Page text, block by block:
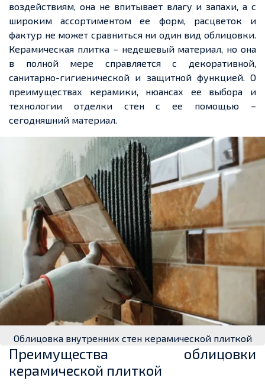
воздействиям, она не впитывает влагу и запахи, а с
широким ассортиментом ее форм, расцветок и
фактур не может сравниться ни один вид облицовки.
Керамическая плитка – недешевый материал, но она
в полной мере справляется с декоративной,
санитарно-гигиенической и защитной функцией. О
преимуществах керамики, нюансах ее выбора и
технологии отделки стен с ее помощью –
сегодняшний материал.
Облицовка внутренних стен керамической плиткой
Преимущества облицовки
керамической плиткой